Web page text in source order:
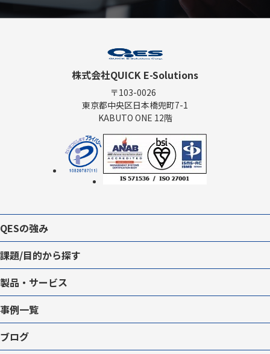
株式会社QUICK E-Solutions
〒103-0026
東京都中央区日本橋兜町7-1
KABUTO ONE 12階
QESの強み
課題/目的から探す
製品・サービス
事例一覧
ブログ